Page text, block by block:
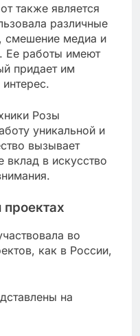
также является
различные
смешение медиа и
Ее работы имеют
придает им
Розы
уникальной и
вызывает
вклад в искусство
проектах
во
как в России,
на